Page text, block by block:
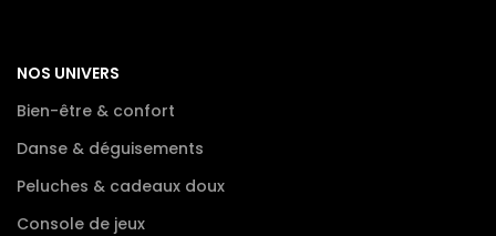
NOS UNIVERS
Bien-être & confort
Danse & déguisements
Peluches & cadeaux doux
Console de jeux